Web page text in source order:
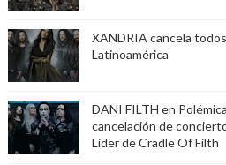
XANDRIA cancela
Latinoamérica
DANI FILTH en
cancelación de
Lider de Cradle Of Filth